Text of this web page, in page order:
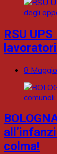
RSU
8
colma!